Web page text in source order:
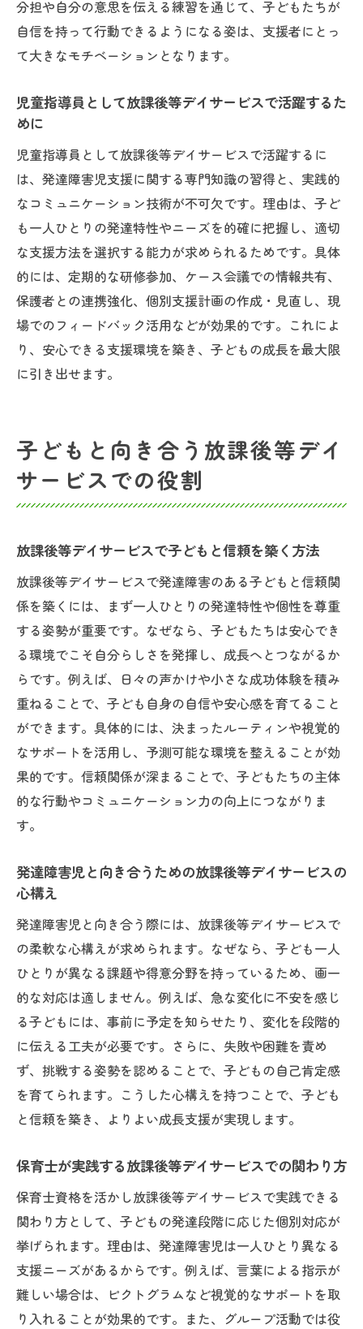
分担や自分の意思を伝える練習を通じて、子どもたちが
自信を持って行動できるようになる姿は、支援者にとっ
て大きなモチベーションとなります。
児童指導員として放課後等デイサービスで活躍するた
めに
児童指導員として放課後等デイサービスで活躍するに
は、発達障害児支援に関する専門知識の習得と、実践的
なコミュニケーション技術が不可欠です。理由は、子ど
も一人ひとりの発達特性やニーズを的確に把握し、適切
な支援方法を選択する能力が求められるためです。具体
的には、定期的な研修参加、ケース会議での情報共有、
保護者との連携強化、個別支援計画の作成・見直し、現
場でのフィードバック活用などが効果的です。これによ
り、安心できる支援環境を築き、子どもの成長を最大限
に引き出せます。
子どもと向き合う放課後等デイ
サービスでの役割
放課後等デイサービスで子どもと信頼を築く方法
放課後等デイサービスで発達障害のある子どもと信頼関
係を築くには、まず一人ひとりの発達特性や個性を尊重
する姿勢が重要です。なぜなら、子どもたちは安心でき
る環境でこそ自分らしさを発揮し、成長へとつながるか
らです。例えば、日々の声かけや小さな成功体験を積み
重ねることで、子ども自身の自信や安心感を育てること
ができます。具体的には、決まったルーティンや視覚的
なサポートを活用し、予測可能な環境を整えることが効
果的です。信頼関係が深まることで、子どもたちの主体
的な行動やコミュニケーション力の向上につながりま
す。
発達障害児と向き合うための放課後等デイサービスの
心構え
発達障害児と向き合う際には、放課後等デイサービスで
の柔軟な心構えが求められます。なぜなら、子ども一人
ひとりが異なる課題や得意分野を持っているため、画一
的な対応は適しません。例えば、急な変化に不安を感じ
る子どもには、事前に予定を知らせたり、変化を段階的
に伝える工夫が必要です。さらに、失敗や困難を責め
ず、挑戦する姿勢を認めることで、子どもの自己肯定感
を育てられます。こうした心構えを持つことで、子ども
と信頼を築き、よりよい成長支援が実現します。
保育士が実践する放課後等デイサービスでの関わり方
保育士資格を活かし放課後等デイサービスで実践できる
関わり方として、子どもの発達段階に応じた個別対応が
挙げられます。理由は、発達障害児は一人ひとり異なる
支援ニーズがあるからです。例えば、言葉による指示が
難しい場合は、ピクトグラムなど視覚的なサポートを取
り入れることが効果的です。また、グループ活動では役